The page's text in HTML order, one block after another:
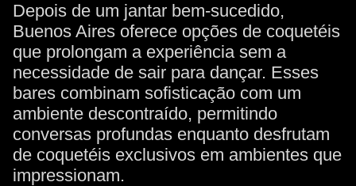
Depois de um jantar bem-sucedido,
Buenos Aires oferece opções de coquetéis
que prolongam a experiência sem a
necessidade de sair para dançar. Esses
bares combinam sofisticação com um
ambiente descontraído, permitindo
conversas profundas enquanto desfrutam
de coquetéis exclusivos em ambientes que
impressionam.